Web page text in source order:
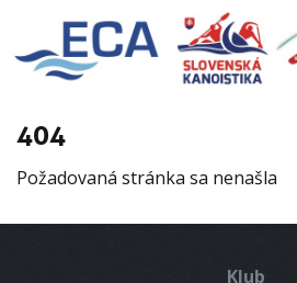
404
Požadovaná stránka sa nenašla
Klub
EURO 19
INFO
RESULTS